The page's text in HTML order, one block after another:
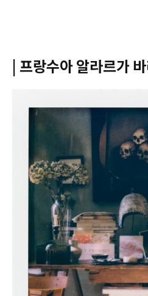
| 프랑수아 알라르가